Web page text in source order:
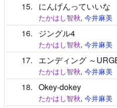
15 にんげんっていいな
たかはし智秋, 今井麻美
16 ジングル4
たかはし智秋, 今井麻美
17 エンディング ～
たかはし智秋, 今井麻美
18 Okey-dokey
たかはし智秋, 今井麻美